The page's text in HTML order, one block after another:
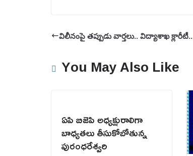
విలీనంపై తప్పుడు వార్తలు.. విద్యాశాఖ క్లారీటీ..
You May Also Like
ఏపి బిజెపి అధ్యక్షురాలిగా
బాధ్యతలు తీసుకోబోతున్న
పురంధరేశ్వరి